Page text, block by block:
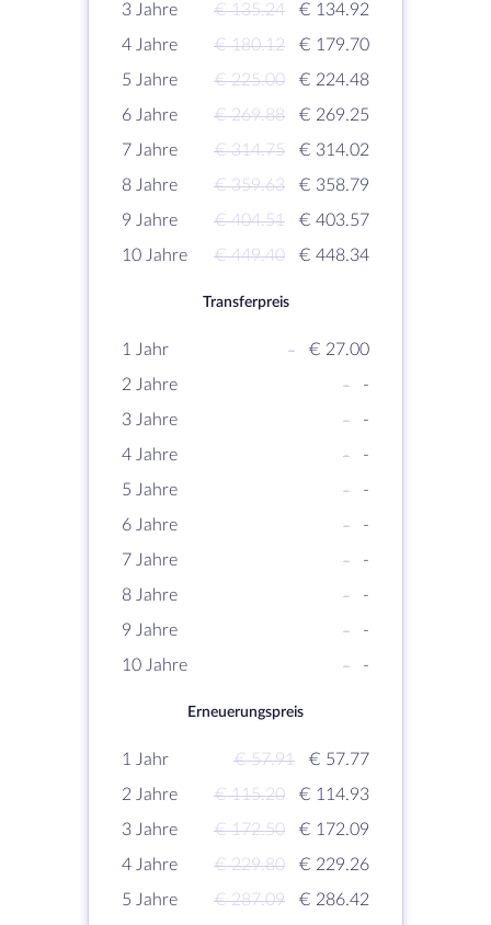
3 Jahre
€ 135.24
€ 134.92
4 Jahre
€ 180.12
€ 179.70
5 Jahre
€ 225.00
€ 224.48
6 Jahre
€ 269.88
€ 269.25
7 Jahre
€ 314.75
€ 314.02
8 Jahre
€ 359.63
€ 358.79
9 Jahre
€ 404.51
€ 403.57
10 Jahre
€ 449.40 € 448.34
Transferpreis
1 Jahr -
€ 27.00
2 Jahre
-
-
3 Jahre
-
-
4 Jahre
-
-
5 Jahre
-
-
6 Jahre
-
-
7 Jahre
-
-
8 Jahre
-
-
9 Jahre
-
-
10 Jahre
- -
Erneuerungspreis
1 Jahr € 57.91
€ 57.77
2 Jahre
€ 115.20
€ 114.93
3 Jahre
€ 172.50
€ 172.09
4 Jahre
€ 229.80
€ 229.26
5 Jahre
€ 287.09
€ 286.42